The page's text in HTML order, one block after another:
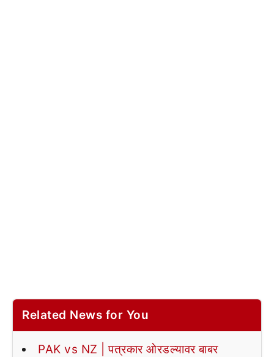
Related News for You
PAK vs NZ | पत्रकार ओरडल्यावर बाबर